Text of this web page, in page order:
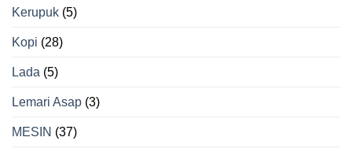
Kerupuk (5)
Kopi (28)
Lada (5)
Lemari Asap (3)
MESIN (37)